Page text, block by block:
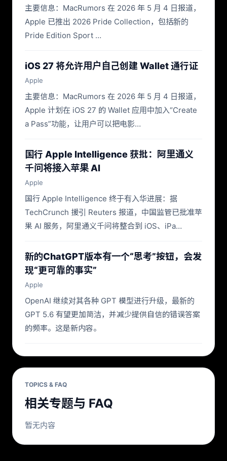
主要信息：MacRumors 在 2026 年 5 月 4 日报道，
Apple 已推出 2026 Pride Collection，包括新的
Pride Edition Sport …
iOS 27 将允许用户自己创建 Wallet 通行证
Apple
主要信息：MacRumors 在 2026 年 5 月 4 日报道，
Apple 计划在 iOS 27 的 Wallet 应用中加入“Create
a Pass”功能，让用户可以把电影…
国行 Apple Intelligence 获批：阿里通义
千问将接入苹果 AI
Apple
国行 Apple Intelligence 终于有入华进展：据
TechCrunch 援引 Reuters 报道，中国监管已批准苹
果 AI 服务，阿里通义千问将整合到 iOS、iPa…
新的ChatGPT版本有一个“思考”按钮，会发
现“更可靠的事实”
Apple
OpenAI 继续对其各种 GPT 模型进行升级，最新的
GPT 5.6 有望更加简洁，并减少提供自信的错误答案
的频率。这是新内容。
TOPICS & FAQ
相关专题与 FAQ
暂无内容